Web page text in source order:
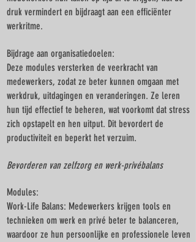
druk vermindert en bijdraagt aan een efficiënter
werkritme.
Bijdrage aan organisatiedoelen:
Deze modules versterken de veerkracht van
medewerkers, zodat ze beter kunnen omgaan met
werkdruk, uitdagingen en veranderingen. Ze leren
hun tijd effectief te beheren, wat voorkomt dat stress
zich opstapelt en hen uitput. Dit bevordert de
productiviteit en beperkt het verzuim.
Bevorderen van zelfzorg en werk-privébalans
Modules:
Work-Life Balans: Medewerkers krijgen tools en
technieken om werk en privé beter te balanceren,
waardoor ze hun persoonlijke en professionele leven